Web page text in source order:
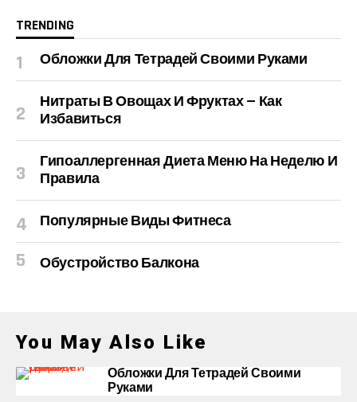
TRENDING
Обложки Для Тетрадей Своими Руками
Нитраты В Овощах И Фруктах — Как
Избавиться
Гипоаллергенная Диета Меню На Неделю И
Правила
Популярные Виды Фитнеса
Обустройство Балкона
You May Also Like
Обложки Для Тетрадей Своими
Руками